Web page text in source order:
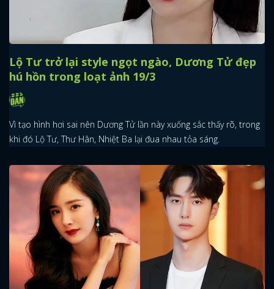
x
ĐĂNG NHẬP
FACEBOOK GOOGLE
Lộ Tư trở lại style ngọt ngào, Dương Tử đẹp
hú hồn trong loạt ảnh 19/3
Vì tạo hình hơi sai nên Dương Tử lần này xuống sắc thấy rõ, trong
khi đó Lộ Tư, Thư Hân, Nhiệt Ba lại đua nhau tỏa sáng.